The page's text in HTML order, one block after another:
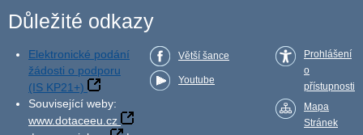
Důležité odkazy
Elektronické podání
žádosti o podporu
(IS KP21+)
Související weby:
www.dotaceeu.cz
Větší šance
Youtube
Prohlášení
o
přístupnosti
Mapa
Stránek